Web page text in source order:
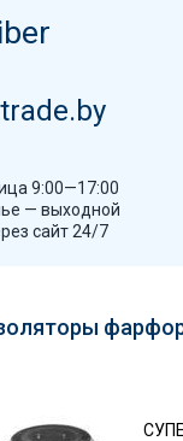
9:00—17:00
— выходной
сайт 24/7